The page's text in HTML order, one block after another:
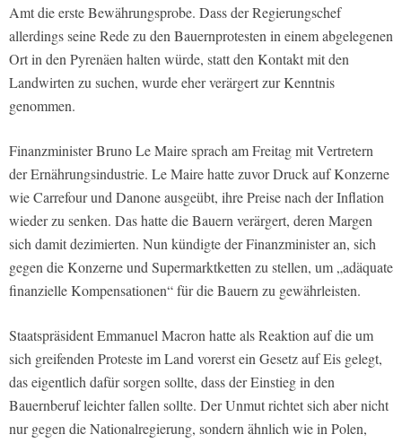
Amt die erste Bewährungsprobe. Dass der Regierungschef
allerdings seine Rede zu den Bauernprotesten in einem abgelegenen
Ort in den Pyrenäen halten würde, statt den Kontakt mit den
Landwirten zu suchen, wurde eher verärgert zur Kenntnis
genommen.
Finanzminister Bruno Le Maire sprach am Freitag mit Vertretern
der Ernährungsindustrie. Le Maire hatte zuvor Druck auf Konzerne
wie Carrefour und Danone ausgeübt, ihre Preise nach der Inflation
wieder zu senken. Das hatte die Bauern verärgert, deren Margen
sich damit dezimierten. Nun kündigte der Finanzminister an, sich
gegen die Konzerne und Supermarktketten zu stellen, um „adäquate
finanzielle Kompensationen“ für die Bauern zu gewährleisten.
Staatspräsident Emmanuel Macron hatte als Reaktion auf die um
sich greifenden Proteste im Land vorerst ein Gesetz auf Eis gelegt,
das eigentlich dafür sorgen sollte, dass der Einstieg in den
Bauernberuf leichter fallen sollte. Der Unmut richtet sich aber nicht
nur gegen die Nationalregierung, sondern ähnlich wie in Polen,